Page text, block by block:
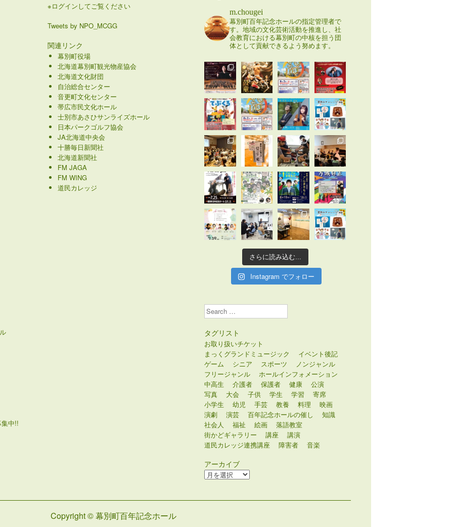
中!!
※ログインしてご覧ください
Tweets by NPO_MCGG
関連リンク
幕別町役場
北海道幕別町観光物産協会
北海道文化財団
自治総合センター
音更町文化センター
帯広市民文化ホール
士別市あさひサンライズホール
日本パークゴルフ協会
JA北海道中央会
十勝毎日新聞社
北海道新聞社
FM JAGA
FM WING
道民カレッジ
m.chougei
幕別町百年記念ホールの指定管理者で
す。地域の文化芸術活動を推進し、社
会教育における幕別町の中核を担う団
体として貢献できるよう努めます。
さらに読み込む...
Instagram でフォロー
Search
タグリスト
お取り扱いチケット
まっくグランドミュージック
イベント後記
ゲーム
シニア スポーツ
ノンジャンル
フリージャンル
ホールインフォメーション
中高生
介護者 保護者 健康
公演
写真
大会 子供 学生 学習
寄席
小学生
幼児 手芸 教養 料理
映画
演劇
演芸 百年記念ホールの催し
知識
社会人
福祉 絵画
落語教室
街かどギャラリー
講座
講演
道民カレッジ連携講座
障害者 音楽
アーカイブ
ア
Copyright © 幕別町百年記念ホール